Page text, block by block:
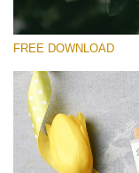
Free Font #32
FREE DOWNLOAD